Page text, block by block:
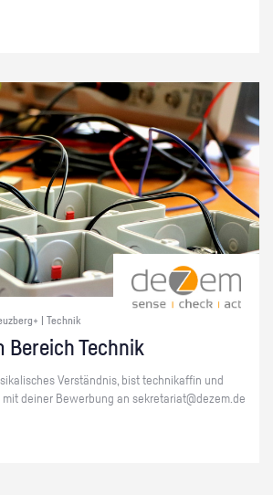
| Technik
Be­reich Tech­nik
Ver­ständ­nis, bist tech­ni­kaf­fin und
mit dei­ner Be­wer­bung an se­kre­ta­ri­at@​dezem.​de